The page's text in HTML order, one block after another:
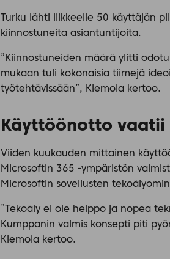
Turku lähti liikkeelle 50 käyttäjän
kiinnostuneita asiantuntijoita.
”Kiinnostuneiden määrä ylitti
mukaan tuli kokonaisia tiimejä
työtehtävissään”, Klemola kertoo.
Käyttöönotto
Viiden kuukauden mittainen
Microsoftin 365 -ympäristön
Microsoftin sovellusten
”Tekoäly ei ole helppo ja nopea
Kumppanin valmis konsepti piti
Klemola kertoo.